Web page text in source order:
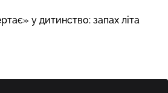
у дитинство: запах літа